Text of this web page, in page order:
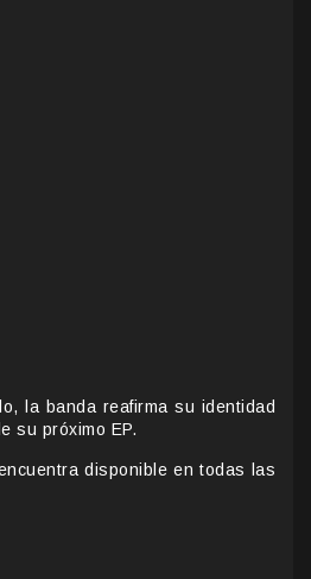
la banda reafirma su identidad
su próximo EP.
disponible en todas las